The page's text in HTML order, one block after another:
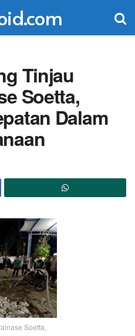
Tinjau
Soetta,
Dalam
Soetta,